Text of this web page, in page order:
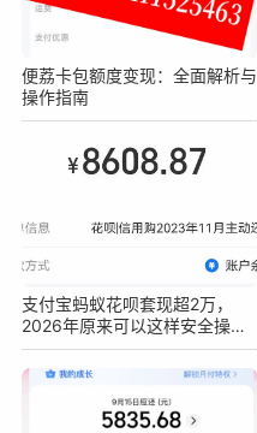
便荔卡包额度变现：全面解析与
操作指南
支付宝蚂蚁花呗套现超2万，
2026年原来可以这样安全操作
不被查！真实亲测方法分享